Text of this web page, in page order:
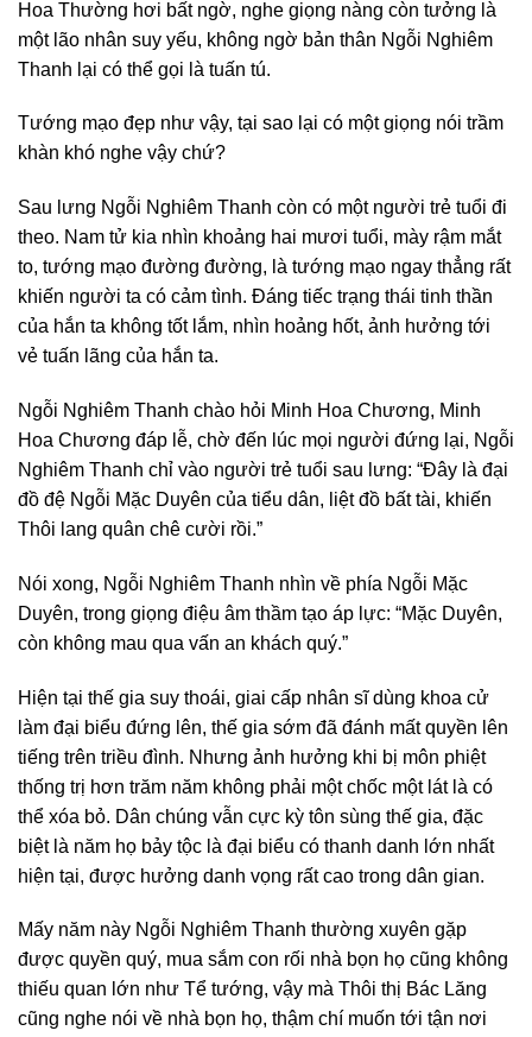
Hoa Thường hơi bất ngờ, nghe giọng nàng còn tưởng là
một lão nhân suy yếu, không ngờ bản thân Ngỗi Nghiêm
Thanh lại có thể gọi là tuấn tú.
Tướng mạo đẹp như vậy, tại sao lại có một giọng nói trầm
khàn khó nghe vậy chứ?
Sau lưng Ngỗi Nghiêm Thanh còn có một người trẻ tuổi đi
theo. Nam tử kia nhìn khoảng hai mươi tuổi, mày rậm mắt
to, tướng mạo đường đường, là tướng mạo ngay thẳng rất
khiến người ta có cảm tình. Đáng tiếc trạng thái tinh thần
của hắn ta không tốt lắm, nhìn hoảng hốt, ảnh hưởng tới
vẻ tuấn lãng của hắn ta.
Ngỗi Nghiêm Thanh chào hỏi Minh Hoa Chương, Minh
Hoa Chương đáp lễ, chờ đến lúc mọi người đứng lại, Ngỗi
Nghiêm Thanh chỉ vào người trẻ tuổi sau lưng: “Đây là đại
đồ đệ Ngỗi Mặc Duyên của tiểu dân, liệt đồ bất tài, khiến
Thôi lang quân chê cười rồi.”
Nói xong, Ngỗi Nghiêm Thanh nhìn về phía Ngỗi Mặc
Duyên, trong giọng điệu âm thầm tạo áp lực: “Mặc Duyên,
còn không mau qua vấn an khách quý.”
Hiện tại thế gia suy thoái, giai cấp nhân sĩ dùng khoa cử
làm đại biểu đứng lên, thế gia sớm đã đánh mất quyền lên
tiếng trên triều đình. Nhưng ảnh hưởng khi bị môn phiệt
thống trị hơn trăm năm không phải một chốc một lát là có
thể xóa bỏ. Dân chúng vẫn cực kỳ tôn sùng thế gia, đặc
biệt là năm họ bảy tộc là đại biểu có thanh danh lớn nhất
hiện tại, được hưởng danh vọng rất cao trong dân gian.
Mấy năm này Ngỗi Nghiêm Thanh thường xuyên gặp
được quyền quý, mua sắm con rối nhà bọn họ cũng không
thiếu quan lớn như Tể tướng, vậy mà Thôi thị Bác Lăng
cũng nghe nói về nhà bọn họ, thậm chí muốn tới tận nơi